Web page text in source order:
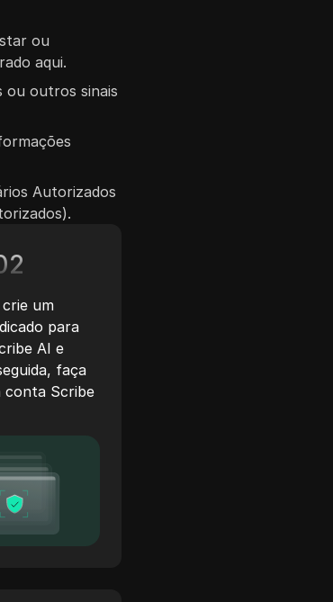
ou
aqui.
ou outros sinais
Autorizados
um
para
AI e
faça
conta Scribe